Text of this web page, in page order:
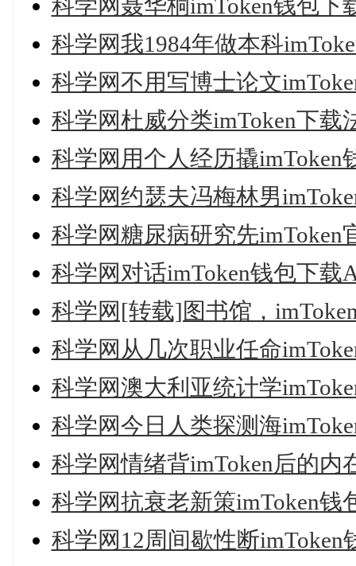
科学网聂华桐imToken钱包下
科学网我1984年做本科
科学网不用写博士论文
科学网杜威分类imToken下载
科学网用个人经历撬imToken
科学网约瑟夫冯梅林男
科学网糖尿病研究先imToken
科学网对话imToken钱包下载
科学网[转载]图书馆，
科学网从几次职业任命
科学网澳大利亚统计学
科学网今日人类探测海
科学网情绪背imToken后的内
科学网抗衰老新策imToken钱
科学网12周间歇性断